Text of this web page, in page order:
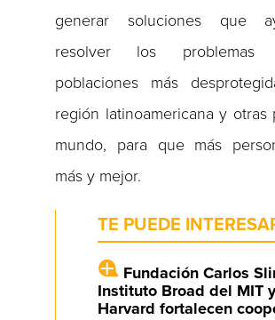
generar soluciones que
resolver los
poblaciones más
región latinoamericana y otras
mundo, para que más
más y mejor.
TE PUEDE
Fundación Carlos
Instituto Broad del MIT
Harvard fortalecen